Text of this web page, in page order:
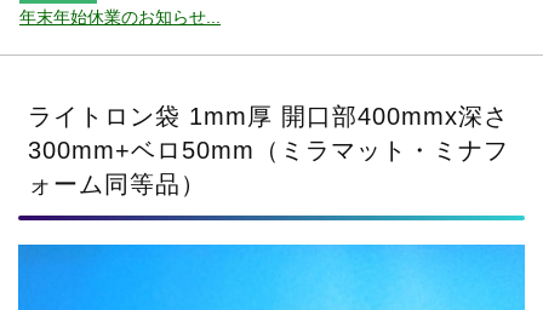
年末年始休業のお知らせ...
お知らせ
2024.2.27
全国へ確実・迅速に納品...
お知らせ
2024.2.27
オンラインショップを開設いたしました。...
お知らせ
2026.7.24
2026年 夏季休業のお知らせ...
ライトロン袋 1mm厚 開口部400mmx深さ
300mm+ベロ50mm（ミラマット・ミナフ
ォーム同等品）